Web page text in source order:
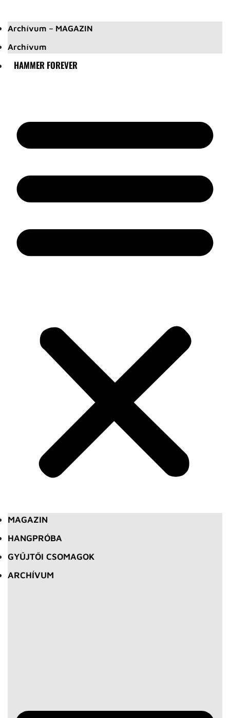
Archívum – MAGAZIN
Archívum
HAMMER FOREVER
MAGAZIN
HANGPRÓBA
GYŰJTŐI CSOMAGOK
ARCHÍVUM